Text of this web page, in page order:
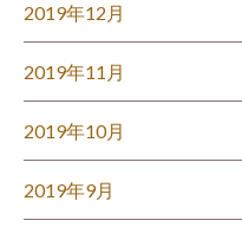
2019年12月
2019年11月
2019年10月
2019年9月